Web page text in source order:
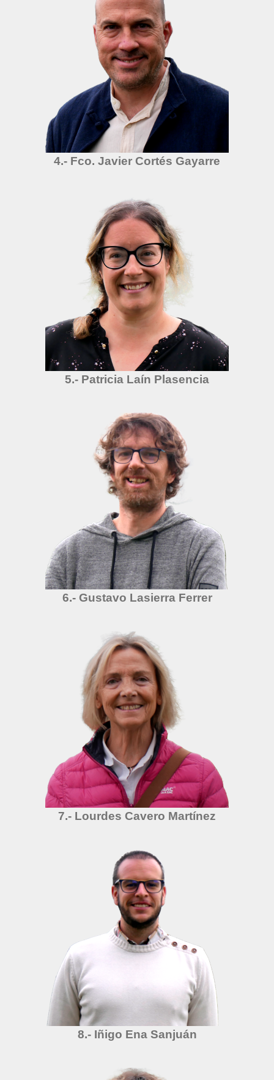
4.- Fco. Javier Cortés Gayarre
5.- Patricia Laín Plasencia
6.- Gustavo Lasierra Ferrer
7.- Lourdes Cavero Martínez
8.- Iñigo Ena Sanjuán